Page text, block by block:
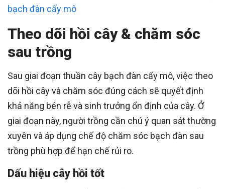
bạch đàn cấy mô
Theo dõi hồi cây & chăm sóc
sau trồng
Sau giai đoạn thuần cây bạch đàn cấy mô, việc theo
dõi hồi cây và chăm sóc đúng cách sẽ quyết định
khả năng bén rễ và sinh trưởng ổn định của cây. Ở
giai đoạn này, người trồng cần chú ý quan sát thường
xuyên và áp dụng chế độ chăm sóc bạch đàn sau
trồng phù hợp để hạn chế rủi ro.
Dấu hiệu cây hồi tốt